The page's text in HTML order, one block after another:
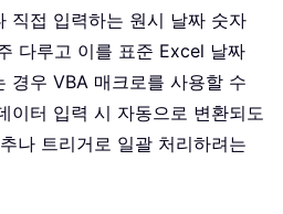
직접 입력하는 원시 날짜 숫자
다루고 이를 표준 Excel 날짜
경우 VBA 매크로를 사용할 수
이터 입력 시 자동으로 변환되도
나 트리거로 일괄 처리하려는